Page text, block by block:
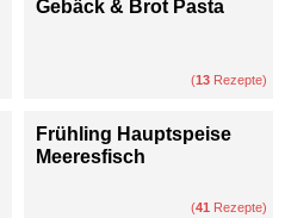
Gebäck & Brot Pasta
(13 Rezepte)
Frühling Hauptspeise
Meeresfisch
(41 Rezepte)